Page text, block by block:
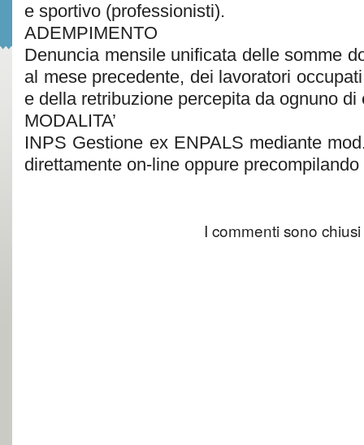
e sportivo (professionisti).
ADEMPIMENTO
Denuncia mensile unificata delle somme
al mese precedente, dei lavoratori
e della retribuzione percepita da ognuno di
MODALITA’
INPS Gestione ex ENPALS mediante
direttamente on-line oppure
I commenti sono chiusi